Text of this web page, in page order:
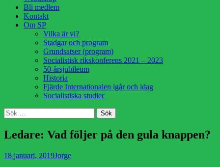
Bli medlem
Kontakt
Om SP
Vilka är vi?
Stadgar och program
Grundsatser (program)
Socialistisk rikskonferens 2021 – 2023
50-årsjubileum
Historia
Fjärde Internationalen igår och idag
Socialistiska studier
Sök
Sök
efter:
Ledare: Vad följer på den gula knappen?
Publicerad
18 januari, 2019Författare
Jorge